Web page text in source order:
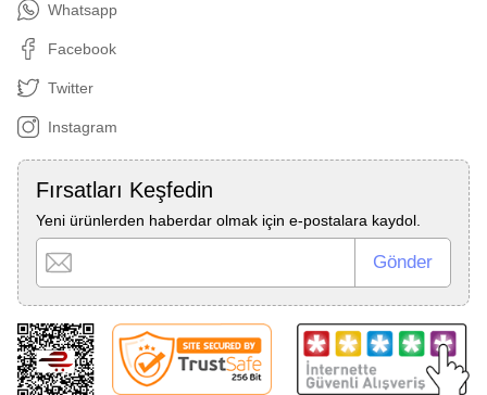
Whatsapp
Facebook
Twitter
Instagram
Fırsatları Keşfedin
Yeni ürünlerden haberdar olmak için e-postalara kaydol.